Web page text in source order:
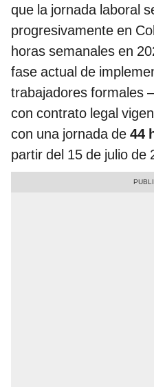
que la jornada laboral
progresivamente en
horas semanales en
fase actual de
trabajadores formales
con contrato legal
con una jornada de 44
partir del 15 de julio de